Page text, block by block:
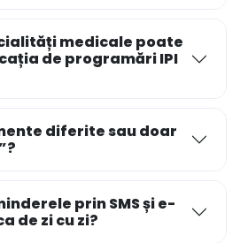
medicale poate
de programări IPI
diferite sau doar
prin SMS și e-
de zi cu zi?